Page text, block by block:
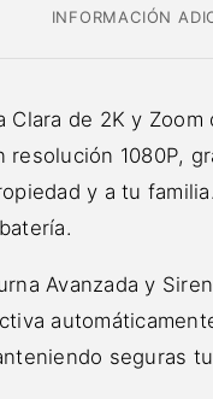
INFORMACIÓN
Clara de 2K y
resolución 1080P,
y a tu
Avanzada y
seguras